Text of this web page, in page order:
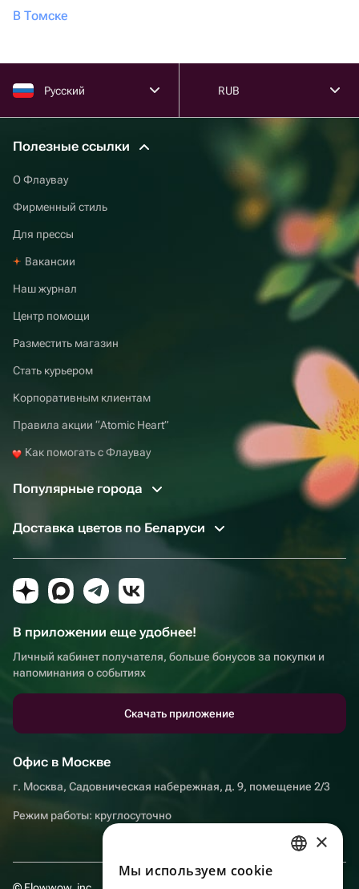
В Томске
Русский RUB
Полезные ссылки
О Флаувау
Фирменный стиль
Для прессы
Вакансии
Наш журнал
Центр помощи
Разместить магазин
Стать курьером
Корпоративным клиентам
Правила акции “Atomic Heart”
Как помогать с Флаувау
Популярные города
Доставка цветов по Беларуси
В приложении еще удобнее!
Личный кабинет получателя, больше бонусов за покупки и
напоминания о событиях
Скачать приложение
Офис в Москве
г. Москва, Садовническая набережная, д. 9, помещение 2/3
Режим работы: круглосуточно
×
Мы используем сookie